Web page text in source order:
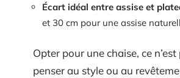
Écart idéal entre assise et
et 30 cm pour une assise
Opter pour une chaise, ce
penser au style ou au